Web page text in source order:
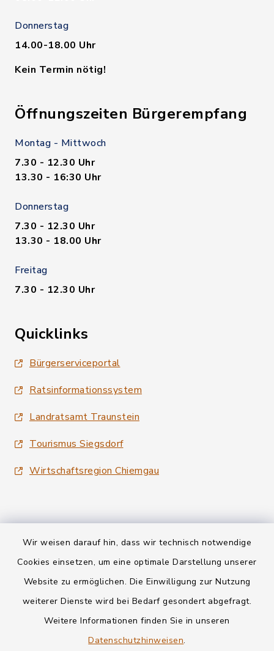
Wir weisen darauf hin, dass wir technisch notwendige
Cookies einsetzen, um eine optimale Darstellung unserer
Website zu ermöglichen. Die Einwilligung zur Nutzung
weiterer Dienste wird bei Bedarf gesondert abgefragt.
Weitere Informationen finden Sie in unseren
Datenschutzhinweisen.
Donnerstag
14.00-18.00 Uhr
Kein Termin nötig!
Öffnungszeiten Bürgerempfang
Montag - Mittwoch
7.30 - 12.30 Uhr
13.30 - 16:30 Uhr
Donnerstag
7.30 - 12.30 Uhr
13.30 - 18.00 Uhr
Freitag
7.30 - 12.30 Uhr
Quicklinks
Bürgerserviceportal
Ratsinformationssystem
Landratsamt Traunstein
Tourismus Siegsdorf
Wirtschaftsregion Chiemgau
Kontakt
Informationspflichten